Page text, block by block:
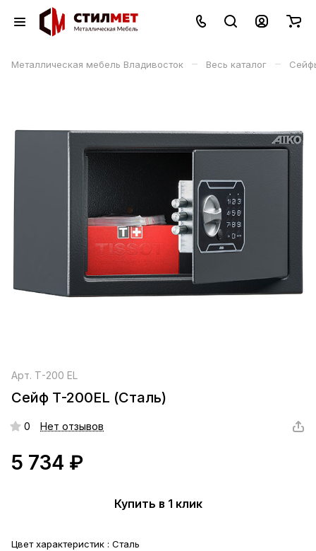
Металлическая мебель Владивосток – Весь каталог –
Арт. Т-200 EL
Сейф Т-200EL (Сталь)
0 Нет отзывов
5 734 ₽
Купить в 1 клик
Цвет характеристик : Сталь